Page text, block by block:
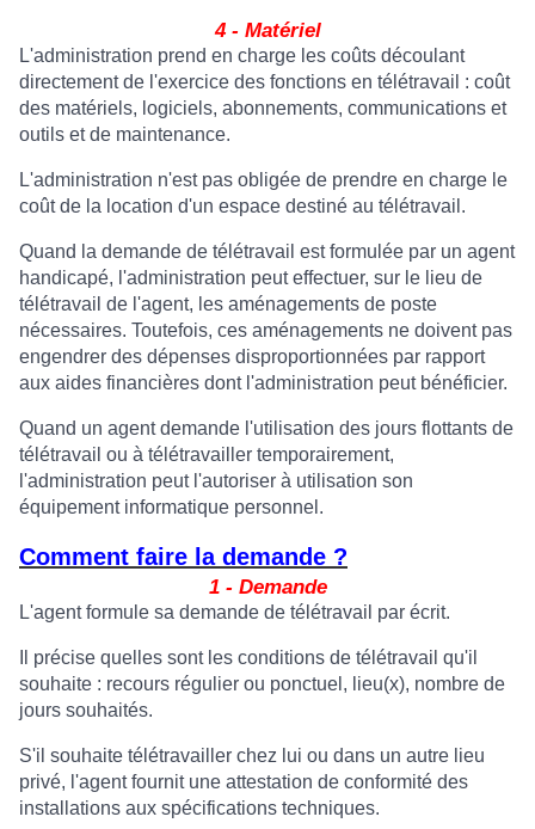
4 - Matériel
L'administration prend en charge les coûts découlant
directement de l'exercice des fonctions en télétravail : coût
des matériels, logiciels, abonnements, communications et
outils et de maintenance.
L'administration n'est pas obligée de prendre en charge le
coût de la location d'un espace destiné au télétravail.
Quand la demande de télétravail est formulée par un agent
handicapé, l'administration peut effectuer, sur le lieu de
télétravail de l'agent, les aménagements de poste
nécessaires. Toutefois, ces aménagements ne doivent pas
engendrer des dépenses disproportionnées par rapport
aux aides financières dont l'administration peut bénéficier.
Quand un agent demande l'utilisation des jours flottants de
télétravail ou à télétravailler temporairement,
l'administration peut l'autoriser à utilisation son
équipement informatique personnel.
Comment faire la demande ?
1 - Demande
L'agent formule sa demande de télétravail par écrit.
Il précise quelles sont les conditions de télétravail qu'il
souhaite : recours régulier ou ponctuel, lieu(x), nombre de
jours souhaités.
S'il souhaite télétravailler chez lui ou dans un autre lieu
privé, l'agent fournit une attestation de conformité des
installations aux spécifications techniques.